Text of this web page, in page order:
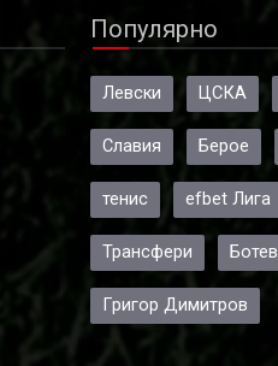
Популярно
Левски ЦСКА
Славия Берое
тенис efbet Лига
Трансфери Ботев
Григор Димитров